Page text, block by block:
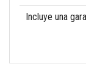
Incluye una